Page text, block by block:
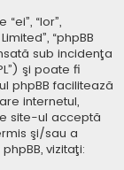
“lor”,
“phpBB
sub incidenţa
şi poate fi
phpBB facilitează
internetul,
site-ul acceptă
şi/sau a
vizitaţi: